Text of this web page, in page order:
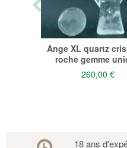
Ange XL quartz
roche gemme
260,00 €
18 ans